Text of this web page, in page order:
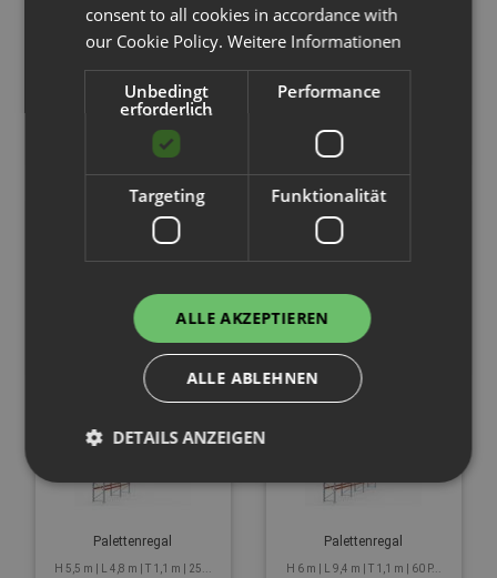
H 3 m | L 29 m | T 1,1 m | 93 Pa... H 6 m | L 11,3 m | T 1,1 m | 72 ...
Palettenregal
H 2,5 m | L 14,1 m | T 1,1 m | 4...
Palettenregal
H 6 m | L 20,6 m | T 1,1 m | 132...
Palettenregal
H 5,5 m | L 4,8 m | T 1,1 m | 25...
Palettenregal
H 6 m | L 9,4 m | T 1,1 m | 60 P...
consent to all cookies in accordance with
our Cookie Policy. Weitere Informationen
Unbedingt
erforderlich
Performance
Targeting Funktionalität
ALLE AKZEPTIEREN
ALLE ABLEHNEN
DETAILS ANZEIGEN